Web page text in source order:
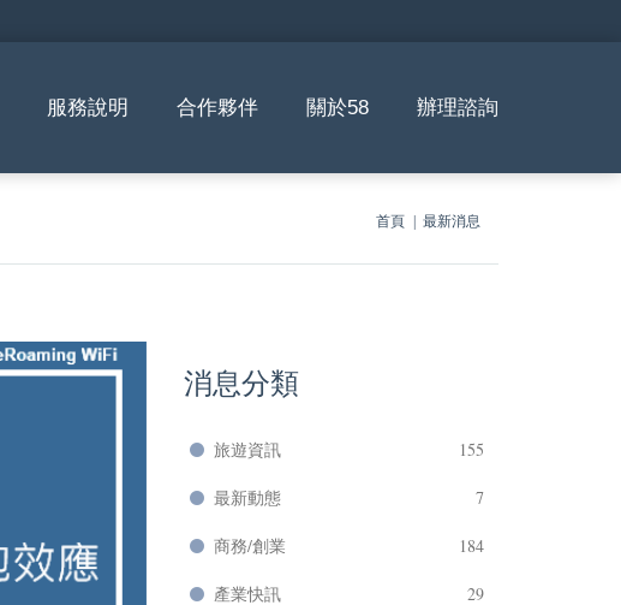
服務說明 合作夥伴 關於58 辦理諮詢
首頁 最新消息
消息分類
旅遊資訊 155
最新動態 7
商務/創業 184
產業快訊 29